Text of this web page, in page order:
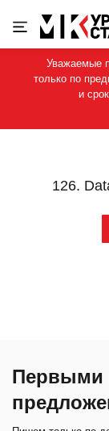
Уважаемые
только по
и
126.
Первыми